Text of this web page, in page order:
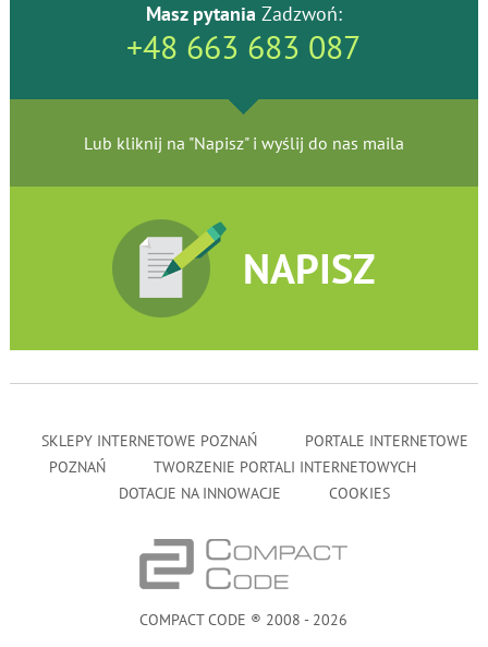
Masz pytania Zadzwoń:
+48 663 683 087
Lub kliknij na "Napisz" i wyślij do nas maila
NAPISZ
SKLEPY INTERNETOWE POZNAŃ
PORTALE INTERNETOWE
POZNAŃ
TWORZENIE PORTALI INTERNETOWYCH
DOTACJE NA INNOWACJE
COOKIES
COMPACT CODE ® 2008 - 2026